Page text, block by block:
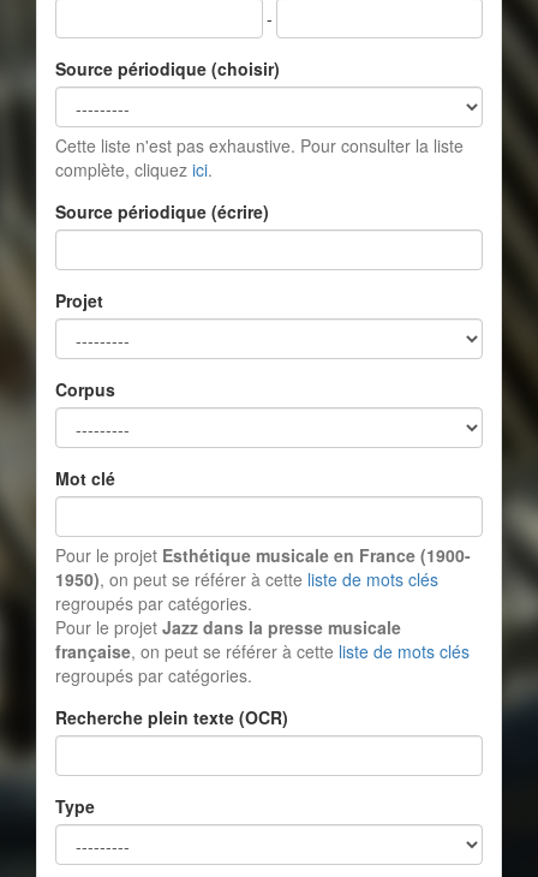
-
Source périodique (choisir)
Cette liste n'est pas exhaustive. Pour consulter la liste
complète, cliquez ici.
Source périodique (écrire)
Projet
Corpus
Mot clé
Pour le projet Esthétique musicale en France (1900-
1950), on peut se référer à cette liste de mots clés
regroupés par catégories.
Pour le projet Jazz dans la presse musicale
française, on peut se référer à cette liste de mots clés
regroupés par catégories.
Recherche plein texte (OCR)
Type